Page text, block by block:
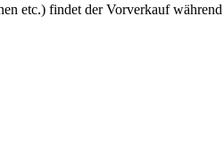
etc.) findet der Vorverkauf